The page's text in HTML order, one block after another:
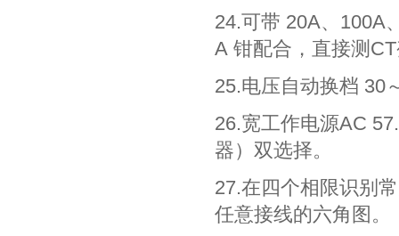
24.可带 20A、100A
A 钳配合，直接测
25.电压自动换档 30
26.宽工作电源AC
器）双选择。
27.在四个相限识别
任意接线的六角图。